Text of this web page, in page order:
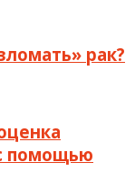
рак?
помощью